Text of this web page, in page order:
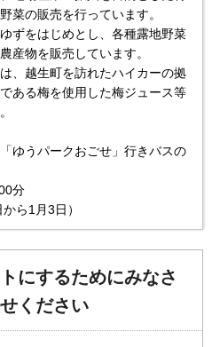
菜の販売を行っています。
ずをはじめとし、各種露地野菜
産物を販売しています。
、越生町を訪れたハイカーの拠
ある梅を使用した梅ジュース等
ゆうパークおごせ」行きバスの
分
ら1月3日）
にするためにみなさ
ください